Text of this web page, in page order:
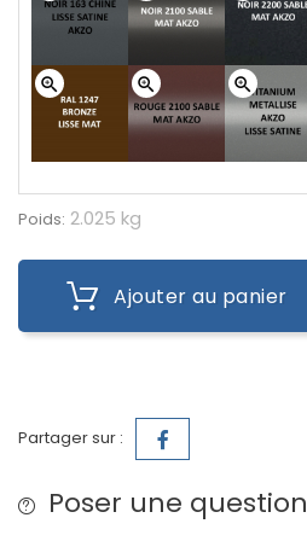
zoom_in zoom_in zoom_in
Poids: 2.025 kg
Ajouter au panier
Partager sur :
Poser une question